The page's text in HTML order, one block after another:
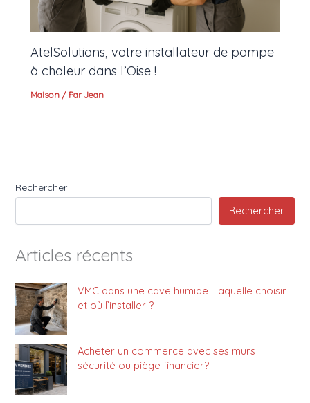
AtelSolutions, votre installateur de pompe
à chaleur dans l’Oise !
Maison / ParJean
Rechercher
Rechercher
Articles récents
VMC dans une cave humide : laquelle choisir
et où l’installer ?
Acheter un commerce avec ses murs :
sécurité ou piège financier?